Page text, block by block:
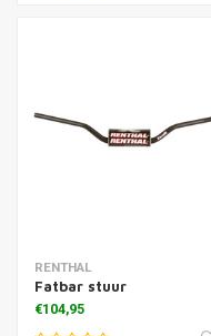
RENTHAL
Fatbar stuur
€104,95